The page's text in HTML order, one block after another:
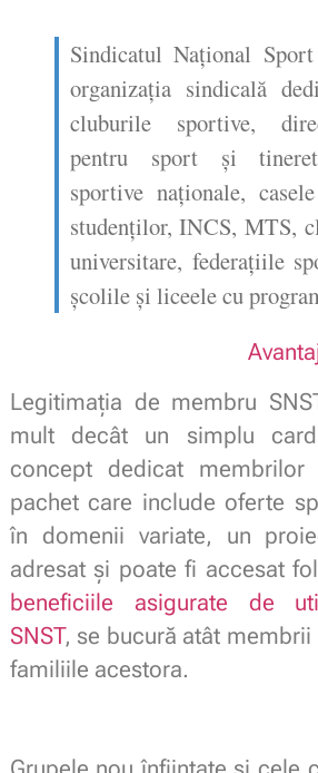
Sindicatul Național
organizaţia sindicală
cluburile sportive,
pentru sport şi
sportive naţionale,
studenţilor, INCS, MTS,
universitare, federaţiile
școlile și liceele cu
Legitimația de membru
mult decât un simplu
concept dedicat
pachet care include oferte
în domenii variate, un
adresat și poate fi accesat
beneficiile asigurate de
SNST, se bucură atât
familiile acestora.